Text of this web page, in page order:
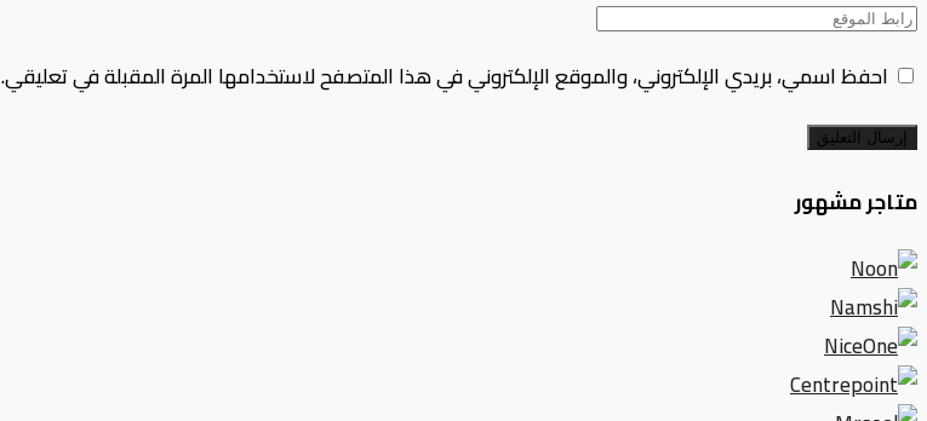
احفظ اسمي، بريدي الإلكتروني، والموقع الإلكتروني في هذا المتصفح لاستخدامها المرة المقبلة في تعليقي.
إرسال التعليق
متاجر مشهور